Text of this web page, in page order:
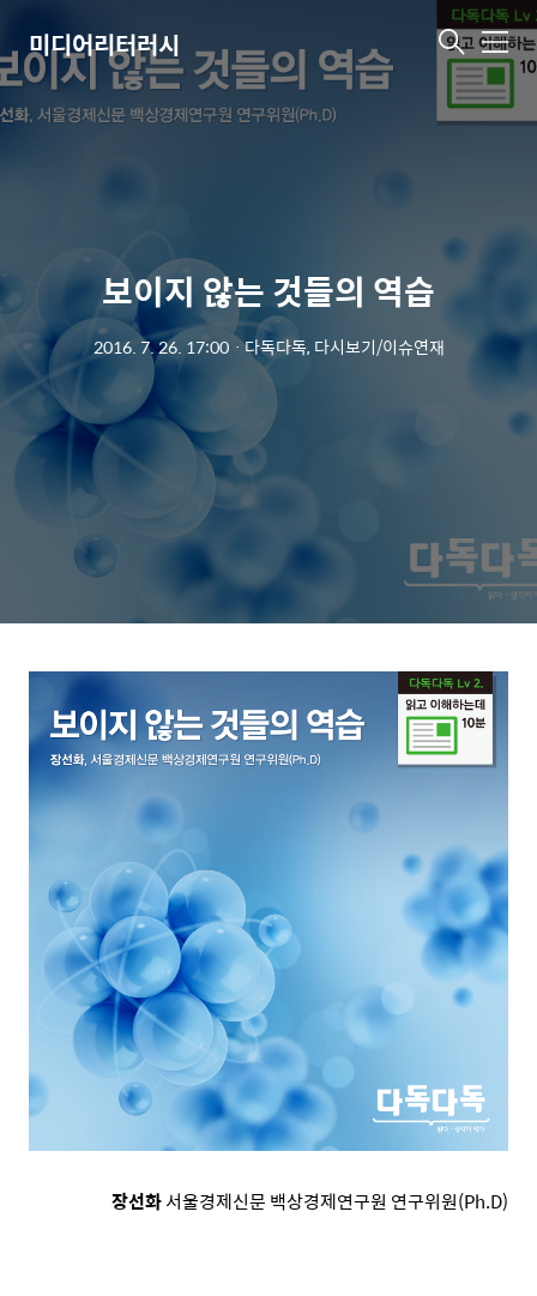
미디어리터러시 메
뉴
보이지 않는 것들의 역습
2016. 7. 26. 17:00ㆍ다독다독, 다시보기/이슈연재
장선화서울경제신문 백상경제연구원 연구위원(Ph.D)